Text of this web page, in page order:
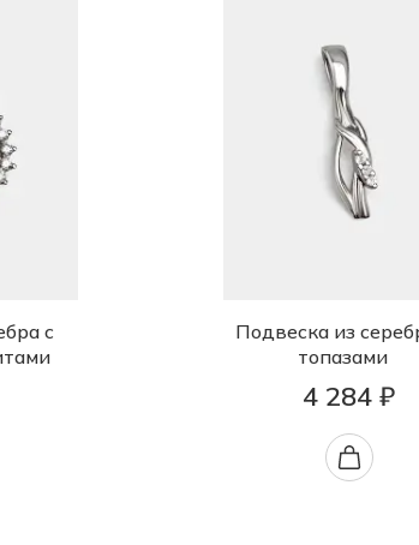
с
Подвеска из
топазами
4 284 ₽